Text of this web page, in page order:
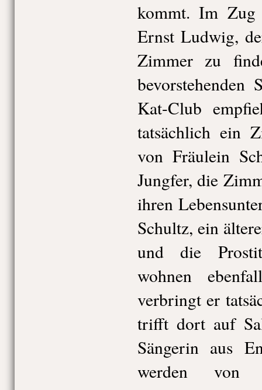
kommt. Im
Ernst Ludwig,
Zimmer zu
bevorstehenden
Kat-Club
tatsächlich ein
von Fräulein
Jungfer, die
ihren
Schultz, ein
und die
wohnen
verbringt er
trifft dort auf
Sängerin aus
werden von